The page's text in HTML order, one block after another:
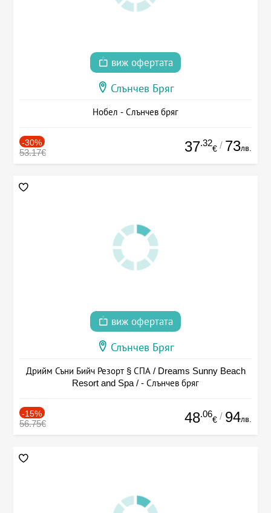
виж офертата
Слънчев Бряг
Нобел - Слънчев бряг
-30%
53.17€ 37.32
€ / 73лв.
виж офертата
Слънчев Бряг
Дрийм Съни Бийч Резорт § СПА / Dreams Sunny Beach
Resort and Spa / - Слънчев бряг
-15%
56.75€ 48.06
€ / 94лв.